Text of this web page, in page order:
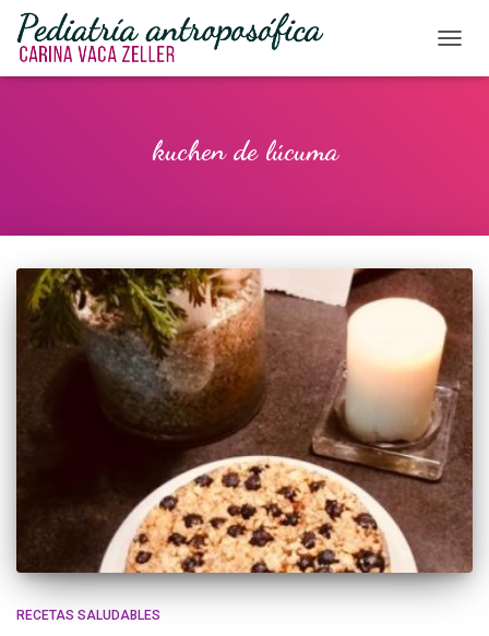
kuchen de lúcuma
RECETAS SALUDABLES